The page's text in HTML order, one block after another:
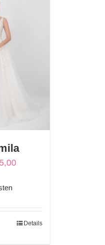
Aktueller
Details